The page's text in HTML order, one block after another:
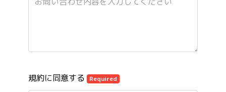
規約に同意する Required